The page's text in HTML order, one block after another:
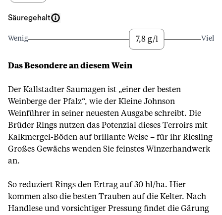
Säuregehalt
Wenig 7,8 g/l Viel
Das Besondere an diesem Wein
Der Kallstadter Saumagen ist „einer der besten
Weinberge der Pfalz“, wie der Kleine Johnson
Weinführer in seiner neuesten Ausgabe schreibt. Die
Brüder Rings nutzen das Potenzial dieses Terroirs mit
Kalkmergel-Böden auf brillante Weise – für ihr Riesling
Großes Gewächs wenden Sie feinstes Winzerhandwerk
an.
So reduziert Rings den Ertrag auf 30 hl/ha. Hier
kommen also die besten Trauben auf die Kelter. Nach
Handlese und vorsichtiger Pressung findet die Gärung